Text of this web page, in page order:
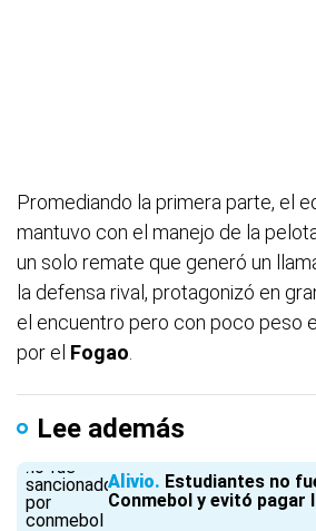
Promediando la primera parte, el
mantuvo con el manejo de la
un solo remate que generó un
la defensa rival, protagonizó en
el encuentro pero con poco peso
por el Fogao
Lee además
Alivio Estudiantes no
Conmebol y evitó pagar